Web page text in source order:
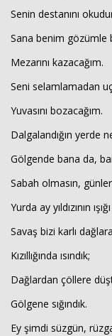
Senin destanını
Sana benim gözümle
Mezarını kazacağım.
Seni selamlamadan
Yuvasını bozacağım.
Dalgalandığın yerde
Gölgende bana da,
Sabah olmasın,
Yurda ay yıldızının
Savaş bizi karlı
Kızıllığında ısındık;
Dağlardan çöllere
Gölgene sığındık.
Ey şimdi süzgün,